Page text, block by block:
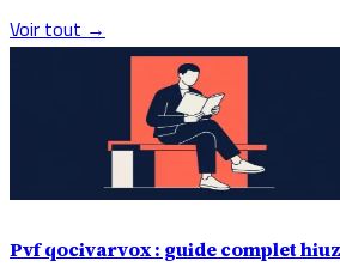
Voir tout →
Pvf qocivarvox : guide complet